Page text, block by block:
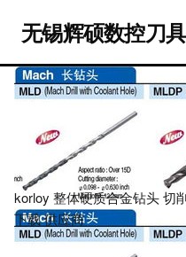
无锡辉硕数控刀
korloy 整体硬质合金钻头 切
下载 供应商